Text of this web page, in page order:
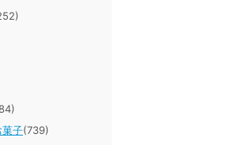
菓子(739)